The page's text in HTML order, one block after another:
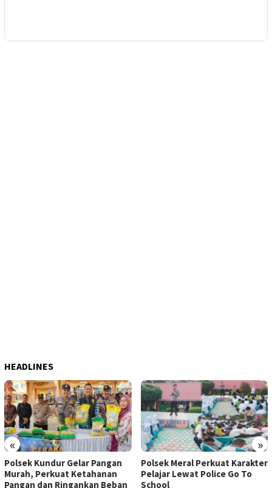
HEADLINES
« »
Polsek Kundur Gelar Pangan
Murah, Perkuat Ketahanan
Pangan dan Ringankan Beban
Polsek Meral Perkuat Karakter
Pelajar Lewat Police Go To
School